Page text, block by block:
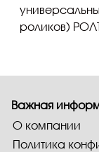
роликов)
Важная
О компании
Политика